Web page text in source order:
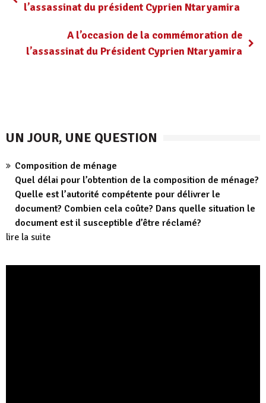
l’assassinat du président Cyprien Ntaryamira
A l’occasion de la commémoration de
l’assassinat du Président Cyprien Ntaryamira
UN JOUR, UNE QUESTION
Composition de ménage
Quel délai pour l’obtention de la composition de ménage?
Quelle est l’autorité compétente pour délivrer le
document? Combien cela coûte? Dans quelle situation le
document est il susceptible d’être réclamé?
lire la suite